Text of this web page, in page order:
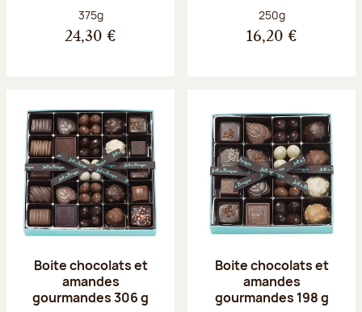
Poids net :
375g
24,30 €
Poids net :
250g
16,20 €
Boite chocolats et
amandes
gourmandes 306 g
Boite chocolats et
amandes
gourmandes 198 g